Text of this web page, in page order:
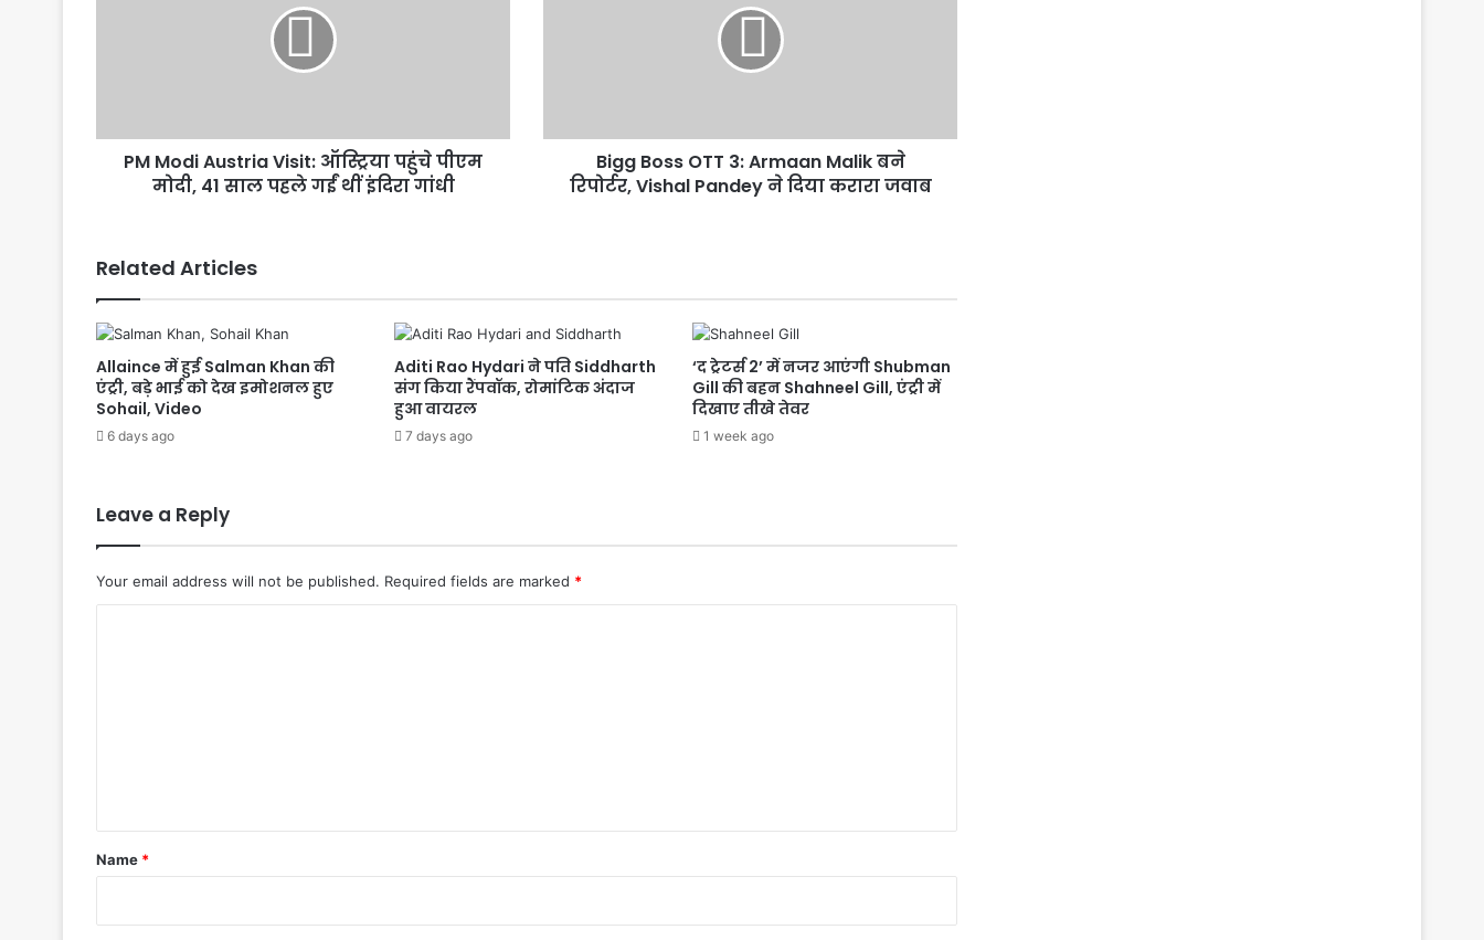
Panday की तस्वीरें
Faridabad Teacher Murder: स्कूल में
Allaince में आते ही Sohail पर भड़के
Salman Khan, बोले ‘तू अभी भी सीमा की
सुन रहा है’
बांकीपुर में Prashant Kishor की
ऐतिहासिक जीत, BJP प्रत्याशी को 19 हजार
वोट से दी मात
41
गांधी
PM Modi Austria Visit: ऑस्ट्रिया पहुंचे पीएम
मोदी, 41 साल पहले गईं थीं इंदिरा गांधी
Vishal
Bigg Boss OTT 3: Armaan Malik बने
रिपोर्टर, Vishal Pandey ने दिया करारा जवाब
Related Articles
Allaince में हुई Salman Khan की
एंट्री, बड़े भाई को देख इमोशनल हुए
Sohail, Video
6 days ago
Aditi Rao Hydari ने पति Siddharth
संग किया रैंपवॉक, रोमांटिक अंदाज
हुआ वायरल
7 days ago
‘द ट्रेटर्स 2’ में नजर आएंगी Shubman
Gill की बहन Shahneel Gill, एंट्री में
दिखाए तीखे तेवर
1 week ago
Leave a Reply
Your email address will not be published. Required fields are marked *
*
Name *